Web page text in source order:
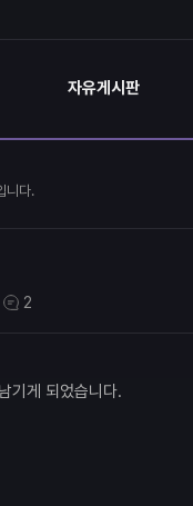
자유게시판
니다.
2
기게 되었습니다.